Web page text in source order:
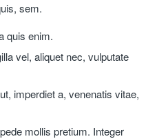
sem.
quis enim.
vel, aliquet nec, vulputate
imperdiet a, venenatis vitae,
mollis pretium. Integer